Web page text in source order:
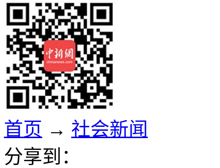
首页 → 社会新闻
分享到：